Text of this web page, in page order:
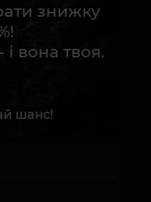
знижку
і вона твоя.
шанс!